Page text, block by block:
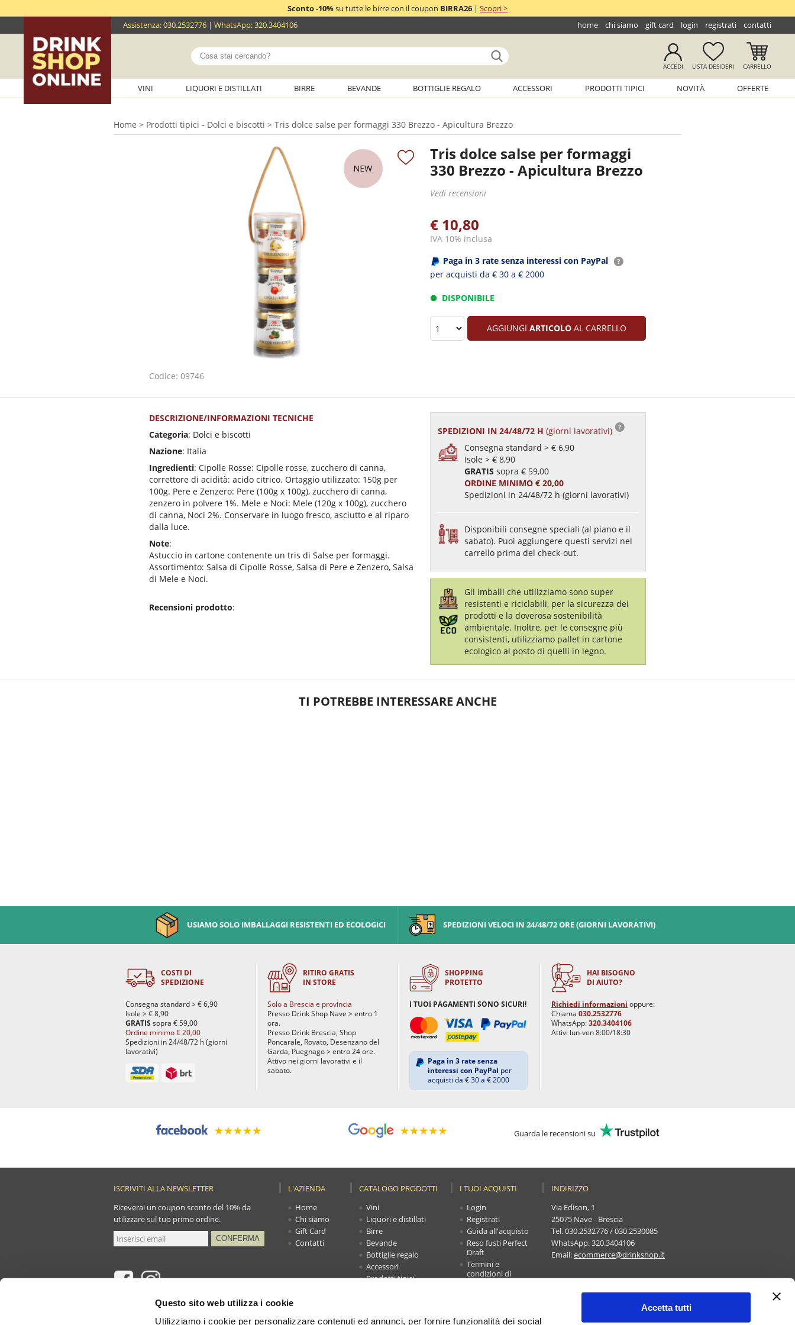
Questo sito web utilizza i cookie
Utilizziamo i cookie per personalizzare contenuti ed annunci, per fornire funzionalità dei social
Accetta tutti
Sconto -10%su tutte le birre con il coupon BIRRA26| Scopri >
Assistenza:030.2532776 | WhatsApp:320.3404106 home chi siamo gift card login registrati contatti
ACCEDI LISTADESIDERI CARRELLO
VINI LIQUORI E DISTILLATI BIRRE BEVANDE BOTTIGLIE REGALO ACCESSORI PRODOTTI TIPICI NOVITÀ OFFERTE
Home > Prodotti tipici - Dolci e biscotti > Tris dolce salse per formaggi 330 Brezzo - Apicultura Brezzo
Codice: 09746
Tris dolce salse per formaggi
330 Brezzo - Apicultura Brezzo
Vedi recensioni
€ 10,80
IVA 10% inclusa
Paga in 3 rate senza interessi con PayPal
per acquisti da € 30 a € 2000
DISPONIBILE
AGGIUNGIARTICOLO AL CARRELLO
DESCRIZIONE/INFORMAZIONI TECNICHE
Categoria: Dolci e biscotti
Nazione: Italia
Ingredienti: Cipolle Rosse: Cipolle rosse, zucchero di canna,
correttore di acidità: acido citrico. Ortaggio utilizzato: 150g per
100g. Pere e Zenzero: Pere (100g x 100g), zucchero di canna,
zenzero in polvere 1%. Mele e Noci: Mele (120g x 100g), zucchero
di canna, Noci 2%. Conservare in luogo fresco, asciutto e al riparo
dalla luce.
Note:
Astuccio in cartone contenente un tris di Salse per formaggi.
Assortimento: Salsa di Cipolle Rosse, Salsa di Pere e Zenzero, Salsa
di Mele e Noci.
Recensioni prodotto:
SPEDIZIONI IN 24/48/72 H (giorni lavorativi)
Consegna standard > € 6,90
Isole > € 8,90
GRATIS sopra € 59,00
ORDINE MINIMO € 20,00
Spedizioni in 24/48/72 h (giorni lavorativi)
Disponibili consegne speciali (al piano e il
sabato). Puoi aggiungere questi servizi nel
carrello prima del check-out.
Gli imballi che utilizziamo sono super
resistenti e riciclabili, per la sicurezza dei
prodotti e la doverosa sostenibilità
ambientale. Inoltre, per le consegne più
consistenti, utilizziamo pallet in cartone
ecologico al posto di quelli in legno.
TI POTREBBE INTERESSARE ANCHE
USIAMO SOLO IMBALLAGGI RESISTENTI ED ECOLOGICI SPEDIZIONI VELOCI IN 24/48/72 ORE (GIORNI LAVORATIVI)
COSTI DI
SPEDIZIONE
Consegna standard > € 6,90
Isole > € 8,90
GRATIS sopra € 59,00
Ordine minimo € 20,00
Spedizioni in 24/48/72 h (giorni
lavorativi)
RITIRO GRATIS
IN STORE
Solo a Brescia e provincia
Presso Drink Shop Nave > entro 1
ora.
Presso Drink Brescia, Shop
Poncarale, Rovato, Desenzano del
Garda, Puegnago > entro 24 ore.
Attivo nei giorni lavorativi e il
sabato.
SHOPPING
PROTETTO
I TUOI PAGAMENTI SONO SICURI!
Paga in 3 rate senza
interessi con PayPal per
acquisti da € 30 a € 2000
HAI BISOGNO
DI AIUTO?
Richiedi informazioni oppure:
Chiama 030.2532776
WhatsApp:320.3404106
Attivi lun-ven 8:00/18:30
Guarda le recensioni su
ISCRIVITI ALLA NEWSLETTER
Riceverai un coupon sconto del 10% da
utilizzare sul tuo primo ordine.
L'AZIENDA
Home
Chi siamo
Gift Card
Contatti
CATALOGO PRODOTTI
Vini
Liquori e distillati
Birre
Bevande
Bottiglie regalo
Accessori
Prodotti tipici
I TUOI ACQUISTI
Login
Registrati
Guida all'acquisto
Reso fusti Perfect
Draft
Termini e
condizioni di
INDIRIZZO
Via Edison, 1
25075 Nave - Brescia
Tel.030.2532776/030.2530085
WhatsApp:320.3404106
Email:ecommerce@drinkshop.it